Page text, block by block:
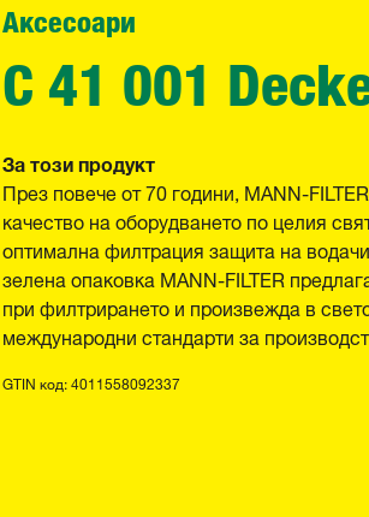
Аксесоари
C 41 001
За този продукт
През повече от 70 години, MANN-
качество на оборудването по целия
оптимална филтрация защита на
зелена опаковка MANN-FILTER
при филтрирането и произвежда в
международни стандарти за
GTIN код: 4011558092337